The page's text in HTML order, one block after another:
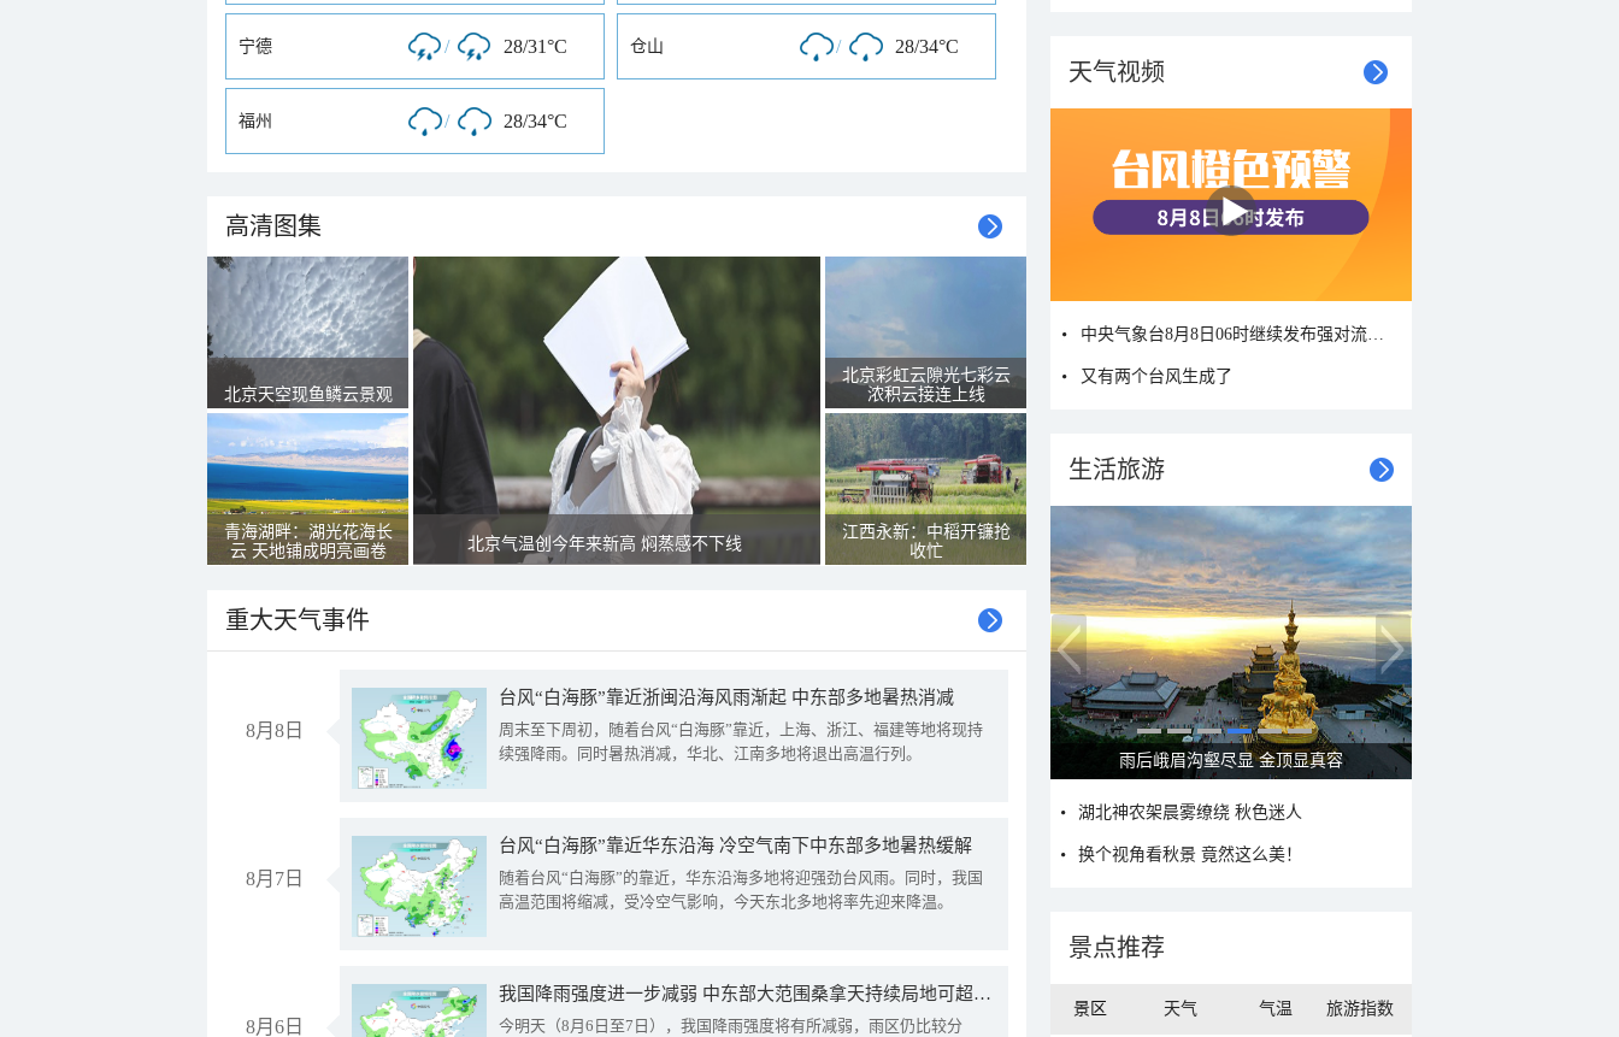
宁德 / 28/31°C 仓山 / 28/34°C
福州 / 28/34°C
高清图集
北京天空现鱼鳞云景观
青海湖畔：湖光花海长
云 天地铺成明亮画卷
北京气温创今年来新高 焖蒸感不下线
北京彩虹云隙光七彩云
浓积云接连上线
江西永新：中稻开镰抢
收忙
重大天气事件
8月8日
台风“白海豚”靠近浙闽沿海风雨渐起 中东部多地暑热消减
周末至下周初，随着台风“白海豚”靠近，上海、浙江、福建等地将现持
续强降雨。同时暑热消减，华北、江南多地将退出高温行列。
8月7日
台风“白海豚”靠近华东沿海 冷空气南下中东部多地暑热缓解
随着台风“白海豚”的靠近，华东沿海多地将迎强劲台风雨。同时，我国
高温范围将缩减，受冷空气影响，今天东北多地将率先迎来降温。
8月6日
我国降雨强度进一步减弱 中东部大范围桑拿天持续局地可超38℃
今明天（8月6日至7日），我国降雨强度将有所减弱，雨区仍比较分
天气视频
又有两个台风生成了
生活旅游
雨后峨眉沟壑尽显 金顶显真容
湖北神农架晨雾缭绕 秋色迷人
换个视角看秋景 竟然这么美！
景点推荐
景区 天气 气温 旅游指数